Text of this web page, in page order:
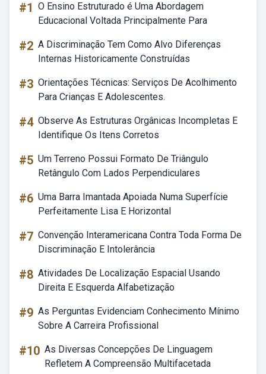
#1 O Ensino Estruturado é Uma Abordagem
Educacional Voltada Principalmente Para
#2 A Discriminação Tem Como Alvo Diferenças
Internas Historicamente Construídas
#3 Orientações Técnicas: Serviços De Acolhimento
Para Crianças E Adolescentes.
#4 Observe As Estruturas Orgânicas Incompletas E
Identifique Os Itens Corretos
#5 Um Terreno Possui Formato De Triângulo
Retângulo Com Lados Perpendiculares
#6 Uma Barra Imantada Apoiada Numa Superfície
Perfeitamente Lisa E Horizontal
#7 Convenção Interamericana Contra Toda Forma De
Discriminação E Intolerância
#8 Atividades De Localização Espacial Usando
Direita E Esquerda Alfabetização
#9 As Perguntas Evidenciam Conhecimento Mínimo
Sobre A Carreira Profissional
#10 As Diversas Concepções De Linguagem
Refletem A Compreensão Multifacetada